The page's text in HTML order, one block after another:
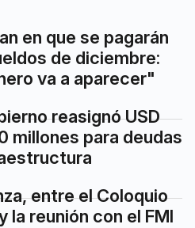
en que se pagarán
de diciembre:
va a aparecer"
reasignó USD
millones para deudas
entre el Coloquio
la reunión con el FMI